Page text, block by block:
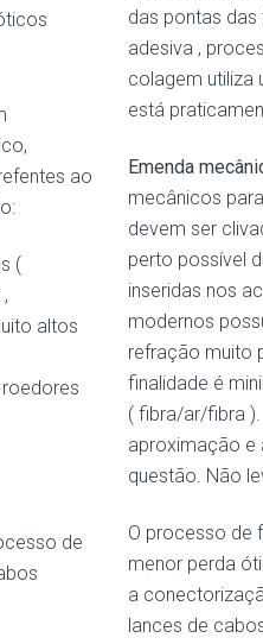
ao
(
altos
de
das pontas
adesiva ,
colagem utiliza
está
Emenda
mecânicos
devem ser
perto possível
inseridas nos
modernos
refração muito
finalidade é
( fibra/ar/fibra
aproximação e
questão. Não
O processo de
menor perda
a
lances de